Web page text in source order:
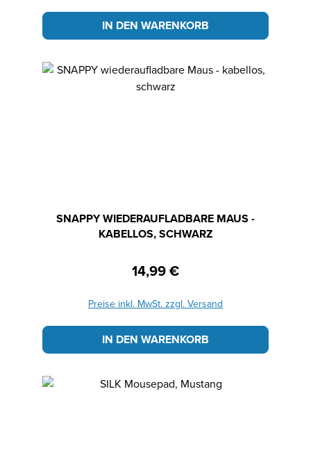
IN DEN WARENKORB
SNAPPY WIEDERAUFLADBARE MAUS -
KABELLOS, SCHWARZ
Regulärer Preis:
14,99 €
Preise inkl. MwSt. zzgl. Versand
IN DEN WARENKORB